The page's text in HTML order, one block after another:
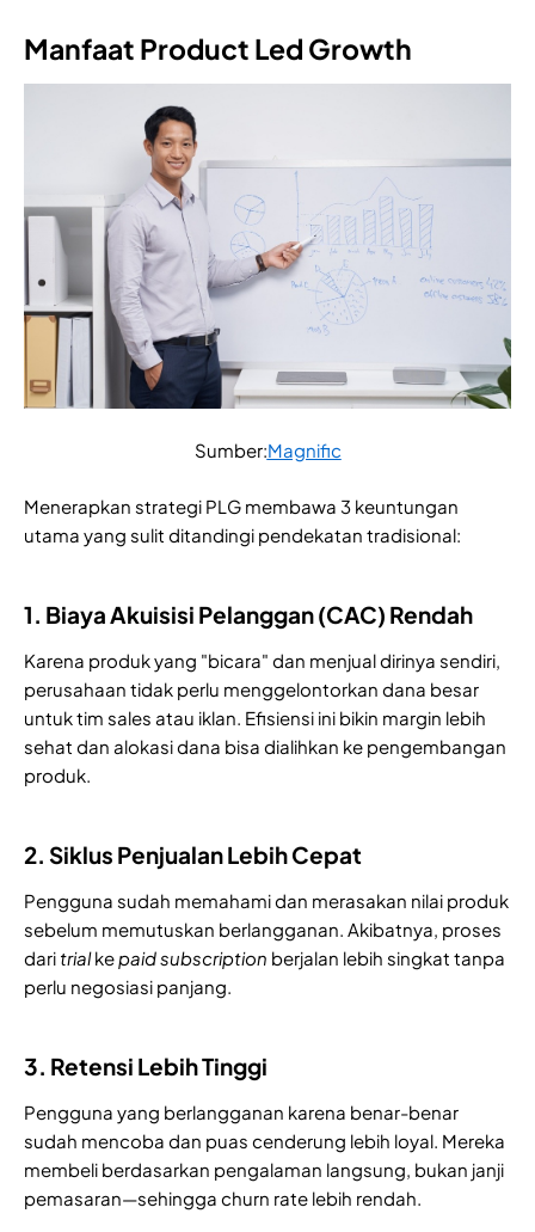
Manfaat Product Led Growth
Sumber:Magnific
Menerapkan strategi PLG membawa 3 keuntungan
utama yang sulit ditandingi pendekatan tradisional:
1. Biaya Akuisisi Pelanggan (CAC) Rendah
Karena produk yang "bicara" dan menjual dirinya sendiri,
perusahaan tidak perlu menggelontorkan dana besar
untuk tim sales atau iklan. Efisiensi ini bikin margin lebih
sehat dan alokasi dana bisa dialihkan ke pengembangan
produk.
2. Siklus Penjualan Lebih Cepat
Pengguna sudah memahami dan merasakan nilai produk
sebelum memutuskan berlangganan. Akibatnya, proses
dari trialkepaid subscription berjalan lebih singkat tanpa
perlu negosiasi panjang.
3. Retensi Lebih Tinggi
Pengguna yang berlangganan karena benar-benar
sudah mencoba dan puas cenderung lebih loyal. Mereka
membeli berdasarkan pengalaman langsung, bukan janji
pemasaran—sehingga churn rate lebih rendah.